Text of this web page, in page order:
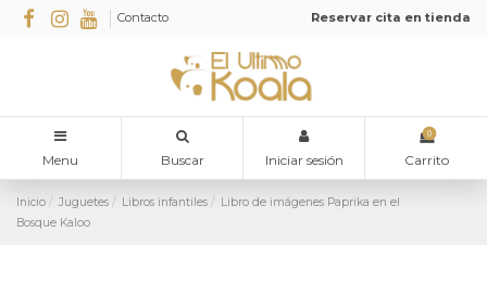
Contacto Reservar cita en tienda
Menu Buscar Iniciar sesión
0
Carrito
Inicio Juguetes Libros infantiles
Libro de imágenes Paprika en el
Bosque Kaloo